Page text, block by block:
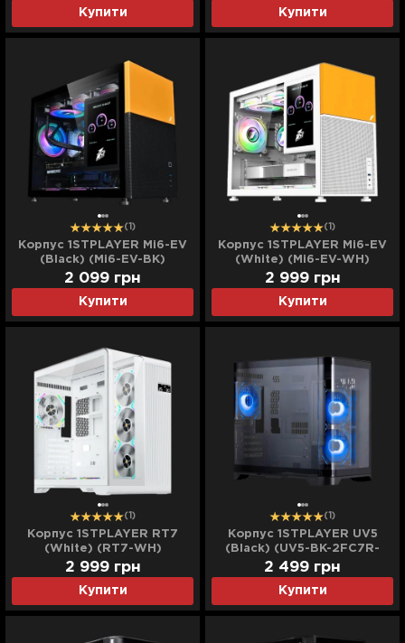
Купити Купити
(1)
Корпус 1STPLAYER Mi6-EV
(Black) (Mi6-EV-BK)
Купити
2 099 грн
(1)
Корпус 1STPLAYER Mi6-EV
(White) (Mi6-EV-WH)
Купити
2 999 грн
(1)
Корпус 1STPLAYER RT7
(White) (RT7-WH)
Купити
2 999 грн
(1)
Корпус 1STPLAYER UV5
(Black) (UV5-BK-2FC7R-
1FC7)
Купити
2 499 грн